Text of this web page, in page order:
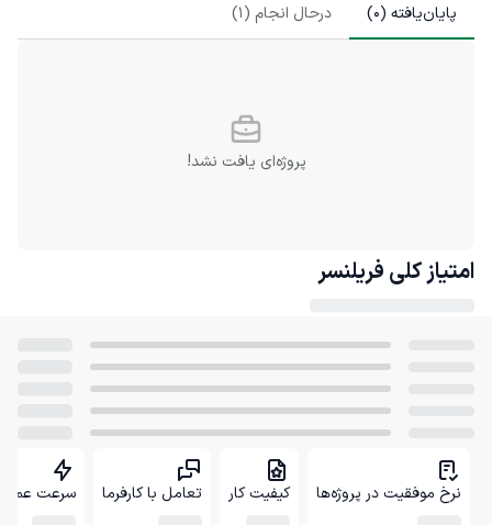
پایان‌یافته (0
) درحال انجام (1
)
پروژه‌ای یافت نشد!
امتیاز کلی فریلنسر
نرخ موفقیت در پروژه‌ها کیفیت کار تعامل با کارفرما سرعت عمل